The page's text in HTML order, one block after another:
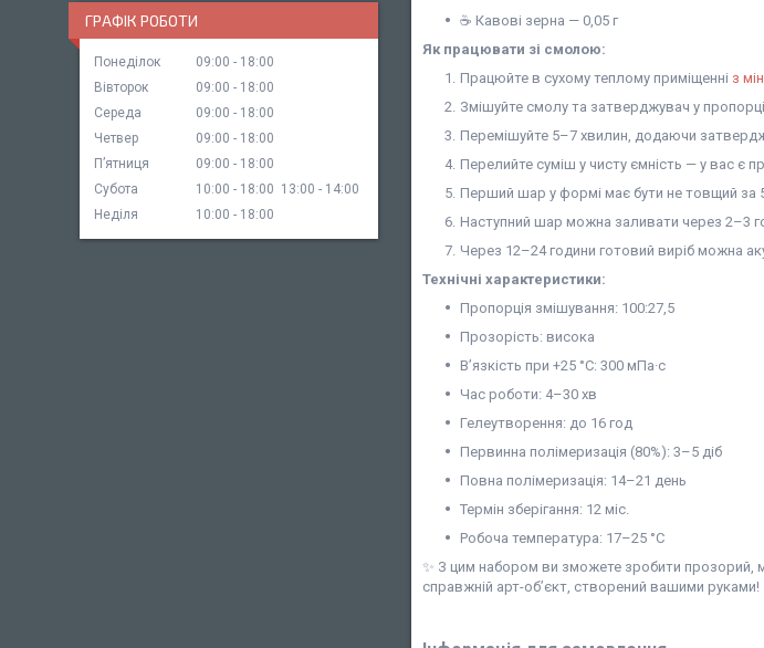
☕ Кавові зерна — 0,05 г
Як працювати зі смолою:
Працюйте в сухому теплому приміщенні з
Змішуйте смолу та затверджувач у
Перемішуйте 5–7 хвилин, додаючи
Перелийте суміш у чисту ємність — у вас є
Перший шар у формі має бути не товщий за
Наступний шар можна заливати через 2–3
Через 12–24 години готовий виріб можна
Технічні характеристики:
Пропорція змішування: 100:27,5
Прозорість: висока
В’язкість при +25 °C: 300 мПа·с
Час роботи: 4–30 хв
Гелеутворення: до 16 год
Первинна полімеризація (80%): 3–5 діб
Повна полімеризація: 14–21 день
Термін зберігання: 12 міс.
Робоча температура: 17–25 °C
✨ З цим набором ви зможете зробити прозорий,
справжній арт-об’єкт, створений вашими руками!
ГРАФІК РОБОТИ
Понеділок 09:00
18:00
Вівторок
09:00
18:00
Середа
09:00
18:00
Четвер
09:00
18:00
Пʼятниця
09:00
18:00
Субота
10:00 18:00 13:00
14:00
Неділя
10:00 18:00